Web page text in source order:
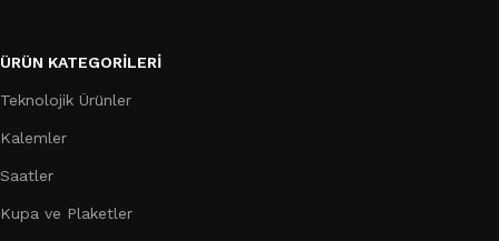
ÜRÜN KATEGORILERI
Teknolojik Ürünler
Kalemler
Saatler
Kupa ve Plaketler